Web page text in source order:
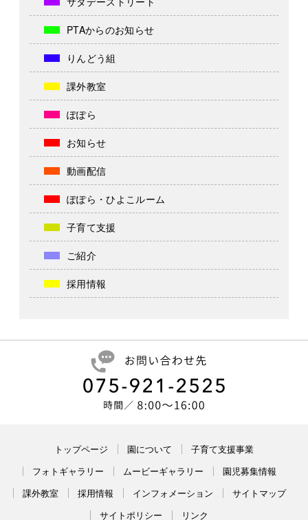
PTAからのお知らせ
りんどう組
課外教室
ぽぽら
お知らせ
動画配信
ぽぽら・ひよこルーム
子育て支援
ご紹介
採用情報
トップページ 園について
子育て支援事業
フォトギャラリー
ムービーギャラリー
園児募集情報
課外教室
採用情報 インフォメーション
サイトマップ
サイトポリシー
リンク